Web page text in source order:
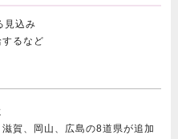
見込み
るなど
賀、岡山、広島の8道県が追加